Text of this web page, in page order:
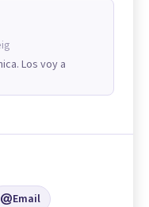
Los voy a
Email